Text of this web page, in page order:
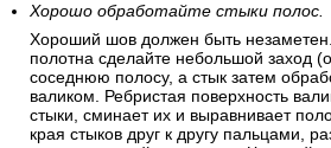
Хорошо обработайте стыки полос.
Хороший шов должен быть
полотна сделайте небольшой заход
соседнюю полосу, а стык затем
валиком. Ребристая поверхность
стыки, сминает их и выравнивает
края стыков друг к другу пальцами,